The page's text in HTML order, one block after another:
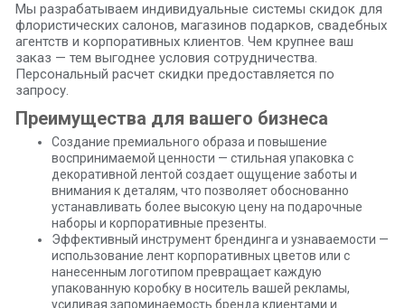
Мы разрабатываем индивидуальные системы скидок для
флористических салонов, магазинов подарков, свадебных
агентств и корпоративных клиентов. Чем крупнее ваш
заказ — тем выгоднее условия сотрудничества.
Персональный расчет скидки предоставляется по
запросу.
Преимущества для вашего бизнеса
Создание премиального образа и повышение
воспринимаемой ценности — стильная упаковка с
декоративной лентой создает ощущение заботы и
внимания к деталям, что позволяет обоснованно
устанавливать более высокую цену на подарочные
наборы и корпоративные презенты.
Эффективный инструмент брендинга и узнаваемости —
использование лент корпоративных цветов или с
нанесенным логотипом превращает каждую
упакованную коробку в носитель вашей рекламы,
усиливая запоминаемость бренда клиентами и